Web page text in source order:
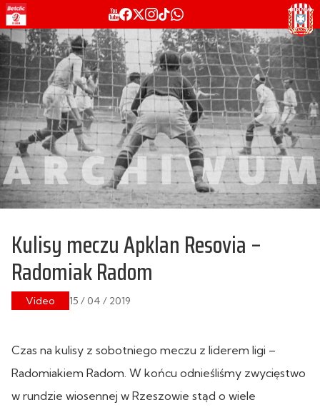
Kulisy meczu Apklan Resovia –
Radomiak Radom
Video 15 / 04 / 2019
Czas na kulisy z sobotniego meczu z liderem ligi –
Radomiakiem Radom. W końcu odnieśliśmy zwycięstwo
w rundzie wiosennej w Rzeszowie stąd o wiele